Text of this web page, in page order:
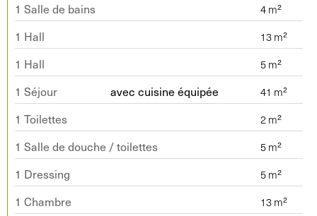
1 Salle de bains
1 Hall
1 Hall
1 Séjour
avec cuisine équipée
1 Toilettes
1 Salle de douche / toilettes
1 Dressing
1 Chambre